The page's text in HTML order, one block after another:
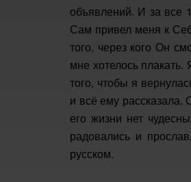
объявлений. И за все
Сам привел меня к
того, через кого Он
мне хотелось
того, чтобы я
и всё ему рассказала.
его жизни нет
радовались и
русском.